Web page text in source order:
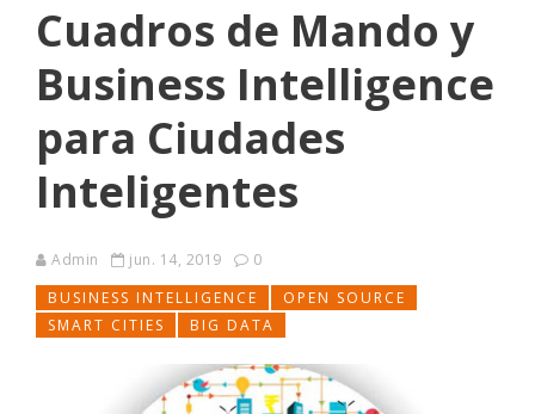
Cuadros de Mando y
Business Intelligence
para Ciudades
Inteligentes
Admin jun. 14, 2019
0
BUSINESS INTELLIGENCE
OPEN SOURCE
SMART CITIES
BIG DATA